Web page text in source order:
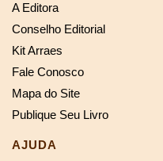
A Editora
Conselho Editorial
Kit Arraes
Fale Conosco
Mapa do Site
Publique Seu Livro
AJUDA